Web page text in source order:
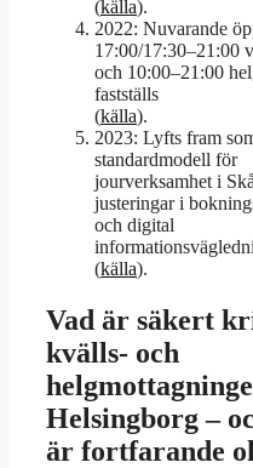
(källa).
2022: Nuvarande
17:00/17:30–21:00
och 10:00–21:00
fastställs
(källa).
2023: Lyfts fram
standardmodell för
jourverksamhet i
justeringar i
och digital
(källa).
Vad är säkert
kvälls- och
Helsingborg –
är fortfarande